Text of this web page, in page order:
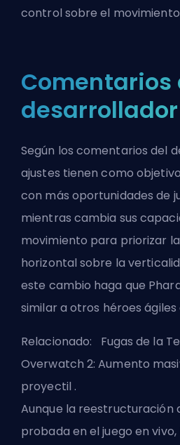
control sobre el
Comentarios
desarrollador
Según los comentarios del
ajustes tienen como
con más oportunidades de
mientras cambia sus
movimiento para priorizar
horizontal sobre la
este cambio haga que
similar a otros héroes
Relacionado: Fugas de la
Overwatch 2: Aumento
proyectil .
Aunque la reestructuración
probada en el juego en